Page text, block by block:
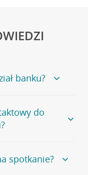
banku?
zapraszamy na
znajduje się
do
numeru
spotkanie?